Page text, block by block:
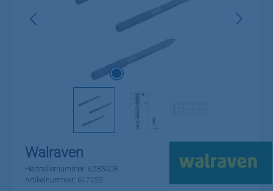
Walraven
Herstellernummer: 6283008
Artikelnummer: 617025